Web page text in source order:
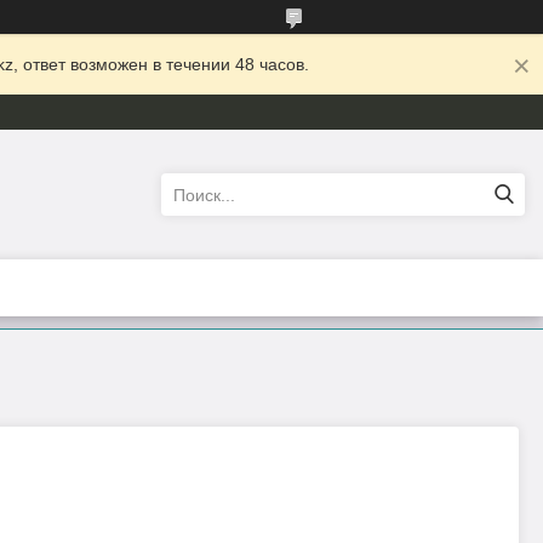
ответ возможен в течении 48 часов.